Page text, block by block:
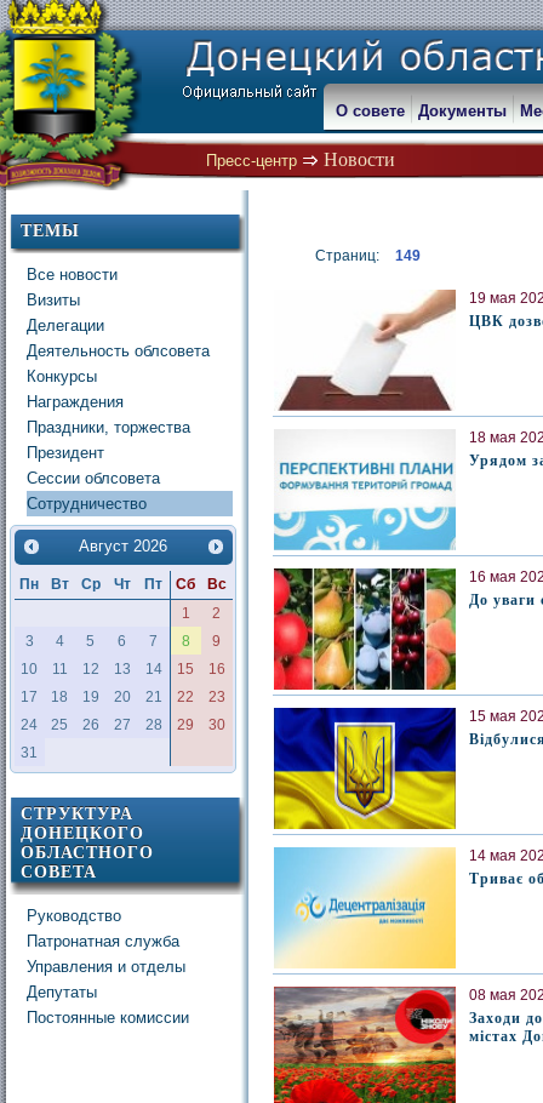
Пресс-центр Новости
О совете Документы
ТЕМЫ
Все новости
Визиты
Делегации
Деятельность облсовета
Конкурсы
Награждения
Праздники, торжества
Президент
Сессии облсовета
Сотрудничество
Август 2026
Пн Вт Ср Чт Пт Сб
Вс
1
2
3
4 5 6 7 8
9
10
11 12 13 14 15
16
17
18 19 20 21 22
23
24
25 26 27 28 29
30
31
СТРУКТУРА
ДОНЕЦКОГО
ОБЛАСТНОГО
СОВЕТА
Руководство
Патронатная служба
Управления и отделы
Депутаты
Постоянные комиссии
Страниц: 149
19 мая
ЦВК
18 мая
Урядом
16 мая
До уваги
15 мая
14 мая
Триває
08 мая
Заходи
містах